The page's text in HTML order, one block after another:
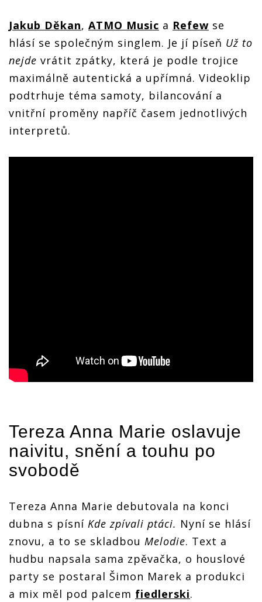
Jakub Děkan, ATMO Music a Refew se
hlásí se společným singlem. Je jí píseň Už to
nejde vrátit zpátky, která je podle trojice
maximálně autentická a upřímná. Videoklip
podtrhuje téma samoty, bilancování a
vnitřní proměny napříč časem jednotlivých
interpretů.
Tereza Anna Marie oslavuje
naivitu, snění a touhu po
svobodě
Tereza Anna Marie debutovala na konci
dubna s písní Kde zpívali ptáci. Nyní se hlásí
znovu, a to se skladbou Melodie. Text a
hudbu napsala sama zpěvačka, o houslové
party se postaral Šimon Marek a produkci
a mix měl pod palcem fiedlerski.